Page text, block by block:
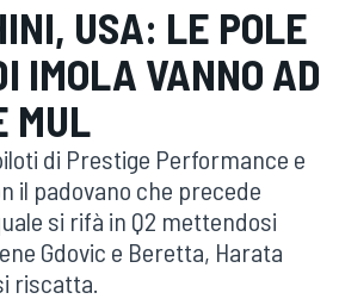
USA: LE POLE
IMOLA VANNO AD
MUL
di Prestige Performance e
il padovano che precede
si rifà in Q2 mettendosi
Gdovic e Beretta, Harata
riscatta.